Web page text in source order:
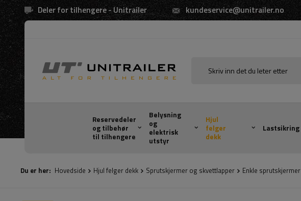
Deler for tilhengere - Unitrailer kundeservice@unitrailer.no
Reservedeler
og tilbehør
til tilhengere
Belysning
og
elektrisk
utstyr
Hjul
felger
dekk
Lastsikring
Du er her: Hovedside Hjul felger dekk Sprutskjermer og skvettlapper Enkle sprutskjermer